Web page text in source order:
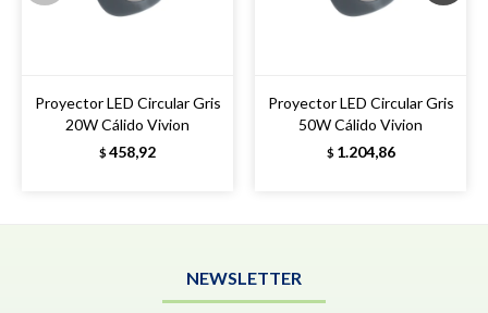
Proyector LED Circular Gris
20W Cálido Vivion
$ 458,92
Proyector LED Circular Gris
50W Cálido Vivion
$ 1.204,86
NEWSLETTER